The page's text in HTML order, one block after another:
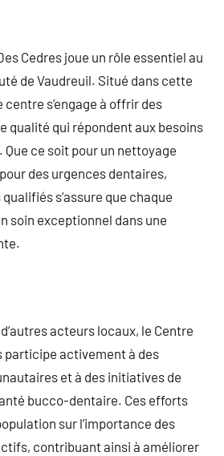
Cedres joue un rôle essentiel au
de Vaudreuil. Situé dans cette
s’engage à offrir des
qualité qui répondent aux besoins
ce soit pour un nettoyage
des urgences dentaires,
s’assure que chaque
soin exceptionnel dans une
acteurs locaux, le Centre
participe activement à des
et à des initiatives de
bucco-dentaire. Ces efforts
sur l’importance des
contribuant ainsi à améliorer